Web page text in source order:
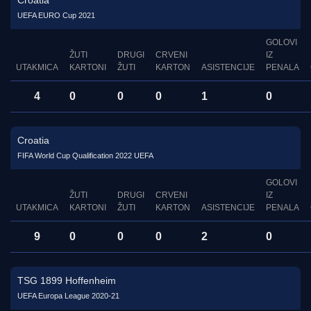
UEFA EURO Cup 2021
UTAKMICA
ŽUTI
KARTONI
DRUGI
ŽUTI
CRVENI
KARTON
ASISTENCIJE
GOLOVI
IZ
PENALA
4 0 0 0 1 0
Croatia
FIFA World Cup Qualification 2022 UEFA
UTAKMICA
ŽUTI
KARTONI
DRUGI
ŽUTI
CRVENI
KARTON
ASISTENCIJE
GOLOVI
IZ
PENALA
9 0 0 0 2 0
TSG 1899 Hoffenheim
UEFA Europa League 2020-21